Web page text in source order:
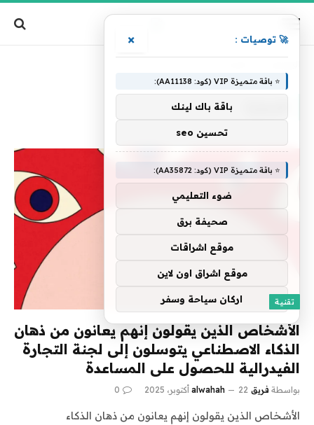
تقنية
الأشخاص الذين يقولون إنهم يعانون من ذهان
الذكاء الاصطناعي يتوسلون إلى لجنة التجارة
الفيدرالية للحصول على المساعدة
بواسطة فريق alwahah 22 أكتوبر، 2025 0
الأشخاص الذين يقولون إنهم يعانون من ذهان الذكاء
🚀 توصيات : ×
⭐ باقة متميزة VIP (كود: AA11138):
باقة باك لينك
تحسين seo
⭐ باقة متميزة VIP (كود: AA35872):
ضوء التعليمي
صحيفة برق
موقع اشراقات
موقع اشراق اون لاين
اركان سياحة وسفر